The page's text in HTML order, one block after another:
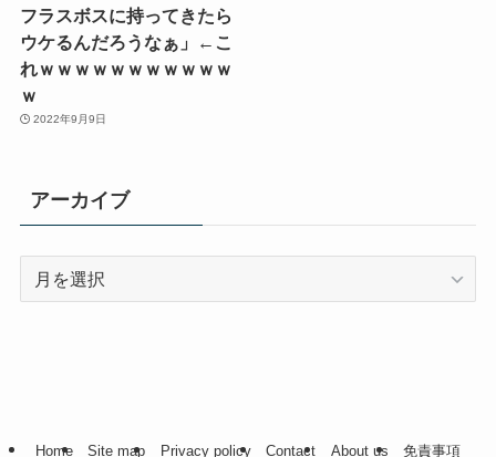
フラスボスに持ってきたら
ウケるんだろうなぁ」←こ
れｗｗｗｗｗｗｗｗｗｗｗ
ｗ
2022年9月9日
アーカイブ
Home Site map Privacy policy Contact About us 免責事項